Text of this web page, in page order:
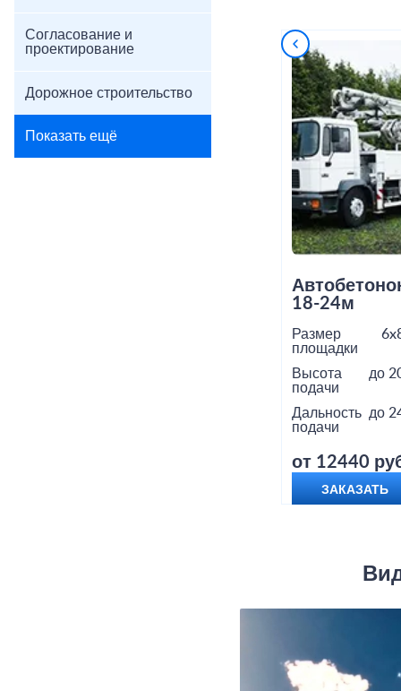
Согласование и
проектирование
Дорожное строительство
Показать ещё
18-24м
Размер
площадки
Высота
подачи
до
Дальность
подачи
до
от 12440
ЗАКАЗАТЬ